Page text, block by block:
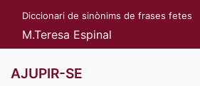
Diccionari de sinònims de frases fetes
M.Teresa Espinal
AJUPIR-SE